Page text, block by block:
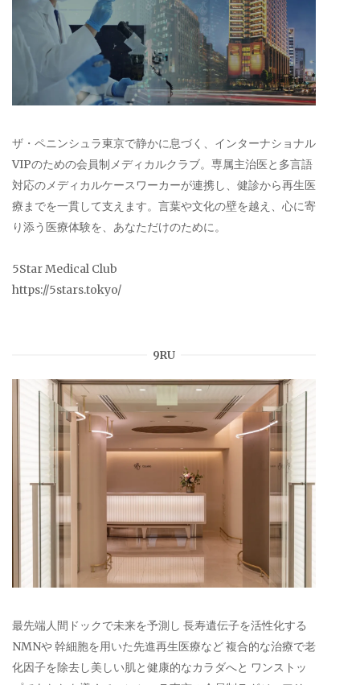
ザ・ペニンシュラ東京で静かに息づく、インターナショナル
VIPのための会員制メディカルクラブ。専属主治医と多言語
対応のメディカルケースワーカーが連携し、健診から再生医
療までを一貫して支えます。言葉や文化の壁を越え、心に寄
り添う医療体験を、あなただけのために。
5Star Medical Club
https://5stars.tokyo/
9RU
最先端人間ドックで未来を予測し 長寿遺伝子を活性化する
NMNや 幹細胞を用いた先進再生医療など 複合的な治療で老
化因子を除去し美しい肌と健康的なカラダへと ワンストッ